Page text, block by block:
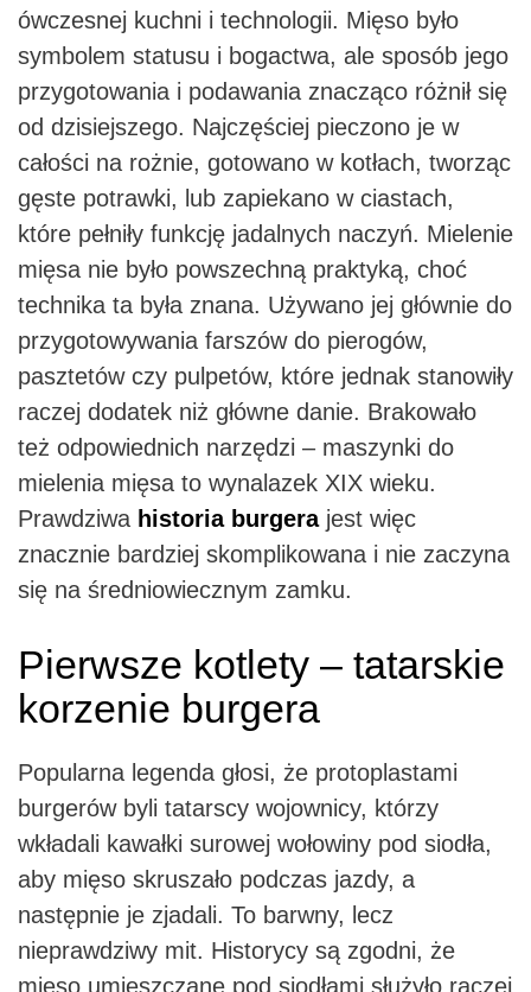
ówczesnej kuchni i technologii. Mięso było
symbolem statusu i bogactwa, ale sposób jego
przygotowania i podawania znacząco różnił się
od dzisiejszego. Najczęściej pieczono je w
całości na rożnie, gotowano w kotłach, tworząc
gęste potrawki, lub zapiekano w ciastach,
które pełniły funkcję jadalnych naczyń. Mielenie
mięsa nie było powszechną praktyką, choć
technika ta była znana. Używano jej głównie do
przygotowywania farszów do pierogów,
pasztetów czy pulpetów, które jednak stanowiły
raczej dodatek niż główne danie. Brakowało
też odpowiednich narzędzi – maszynki do
mielenia mięsa to wynalazek XIX wieku.
Prawdziwa historia burgerajest więc
znacznie bardziej skomplikowana i nie zaczyna
się na średniowiecznym zamku.
Pierwsze kotlety – tatarskie
korzenie burgera
Popularna legenda głosi, że protoplastami
burgerów byli tatarscy wojownicy, którzy
wkładali kawałki surowej wołowiny pod siodła,
aby mięso skruszało podczas jazdy, a
następnie je zjadali. To barwny, lecz
nieprawdziwy mit. Historycy są zgodni, że
mięso umieszczane pod siodłami służyło raczej